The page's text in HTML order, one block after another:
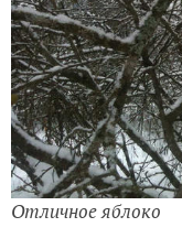
Отличное яблоко